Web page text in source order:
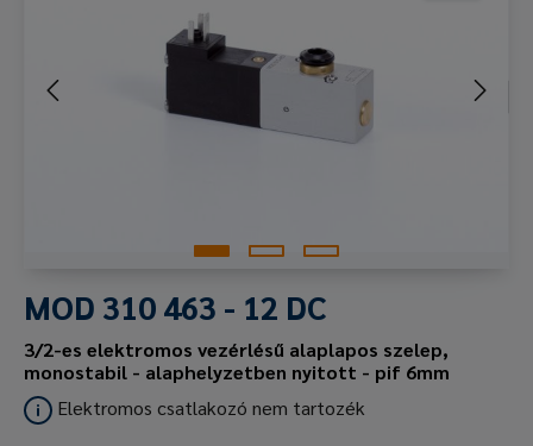
MOD 310 463 - 12 DC
3/2-es elektromos vezérlésű alaplapos szelep,
monostabil - alaphelyzetben nyitott - pif 6mm
Elektromos csatlakozó nem tartozék